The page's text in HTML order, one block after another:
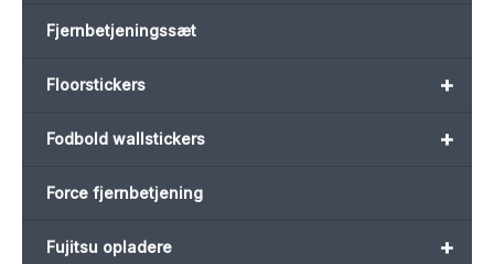
Fjernbetjeningssæt
+
Floorstickers
+
Fodbold wallstickers
Force fjernbetjening
+
Fujitsu opladere